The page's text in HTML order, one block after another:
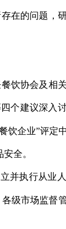
在的问题，
饮协会及相
个建议深入
饮企业”评定
全。
并执行从业
级市场监督